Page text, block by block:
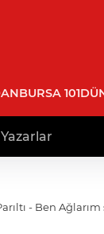
BURSA 101
- Ben Ağlarım